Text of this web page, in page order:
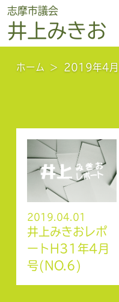
志摩市議会
井上みきお
ホーム 2019年4月
2019.04.01
井上みきおレポ
ートH31年4月
号(NO.6)